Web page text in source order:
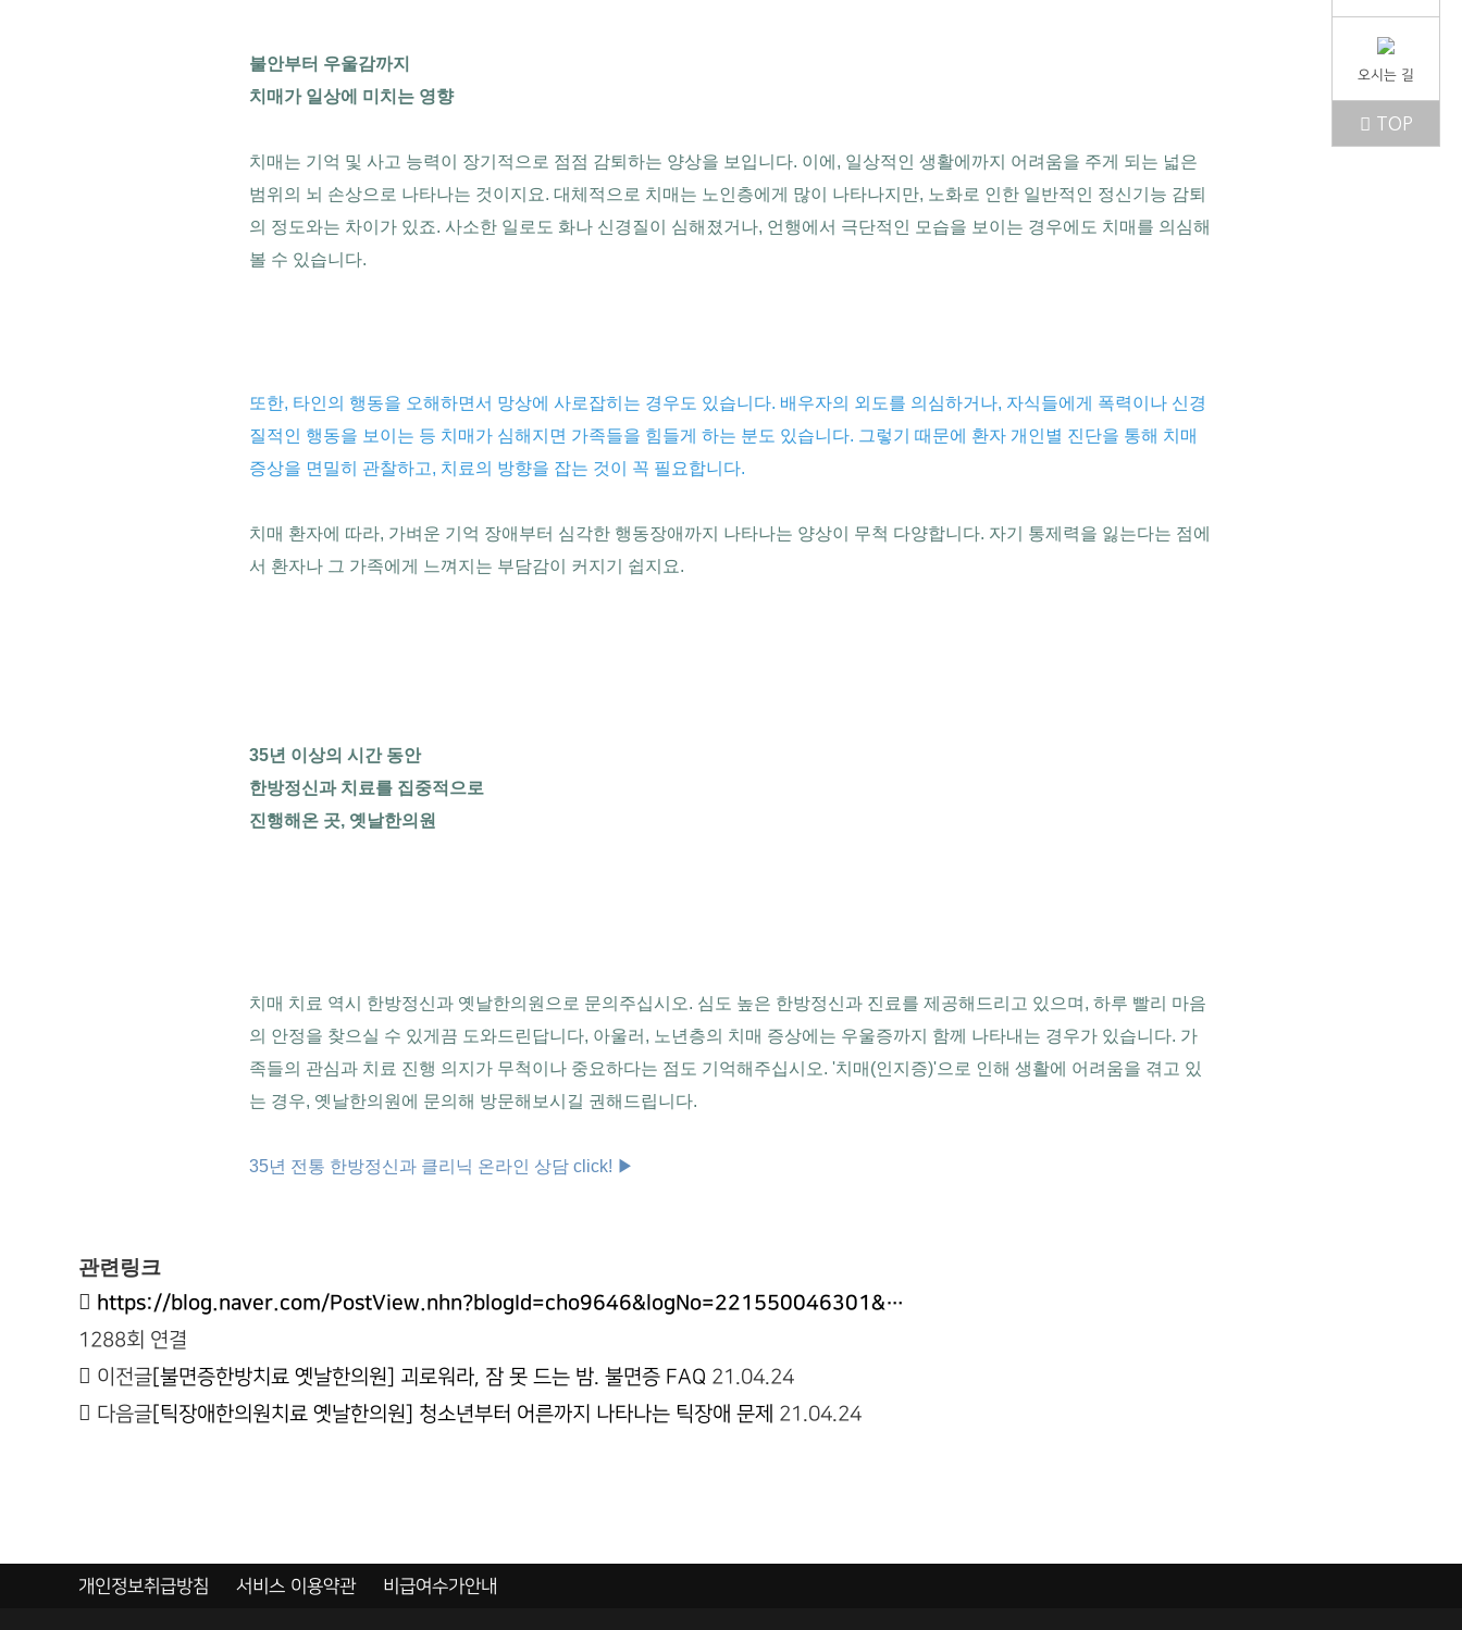
불안부터 우울감까지
치매가 일상에 미치는 영향
치매는 기억 및 사고 능력이 장기적으로 점점 감퇴하는 양상을 보입니다. 이에, 일상적인 생활에까지 어려움을 주게 되는 넓은
범위의 뇌 손상으로 나타나는 것이지요. 대체적으로 치매는 노인층에게 많이 나타나지만, 노화로 인한 일반적인 정신기능 감퇴
의 정도와는 차이가 있죠. 사소한 일로도 화나 신경질이 심해졌거나, 언행에서 극단적인 모습을 보이는 경우에도 치매를 의심해
볼 수 있습니다.
또한, 타인의 행동을 오해하면서 망상에 사로잡히는 경우도 있습니다. 배우자의 외도를 의심하거나, 자식들에게 폭력이나 신경
질적인 행동을 보이는 등 치매가 심해지면 가족들을 힘들게 하는 분도 있습니다. 그렇기 때문에 환자 개인별 진단을 통해 치매
증상을 면밀히 관찰하고, 치료의 방향을 잡는 것이 꼭 필요합니다.
치매 환자에 따라, 가벼운 기억 장애부터 심각한 행동장애까지 나타나는 양상이 무척 다양합니다. 자기 통제력을 잃는다는 점에
서 환자나 그 가족에게 느껴지는 부담감이 커지기 쉽지요.
35년 이상의 시간 동안
한방정신과 치료를 집중적으로
진행해온 곳, 옛날한의원
치매 치료 역시 한방정신과 옛날한의원으로 문의주십시오. 심도 높은 한방정신과 진료를 제공해드리고 있으며, 하루 빨리 마음
의 안정을 찾으실 수 있게끔 도와드린답니다, 아울러, 노년층의 치매 증상에는 우울증까지 함께 나타내는 경우가 있습니다. 가
족들의 관심과 치료 진행 의지가 무척이나 중요하다는 점도 기억해주십시오. '치매(인지증)'으로 인해 생활에 어려움을 겪고 있
는 경우, 옛날한의원에 문의해 방문해보시길 권해드립니다.
35년 전통 한방정신과 클리닉 온라인 상담 click! ▶
관련링크
https://blog.naver.com/PostView.nhn?blogId=cho9646&logNo=221550046301&…
1288회 연결
이전글 [불면증한방치료 옛날한의원] 괴로워라, 잠 못 드는 밤. 불면증 FAQ 21.04.24
다음글 [틱장애한의원치료 옛날한의원] 청소년부터 어른까지 나타나는 틱장애 문제 21.04.24
오시는 길
TOP
개인정보취급방침 서비스 이용약관 비급여수가안내